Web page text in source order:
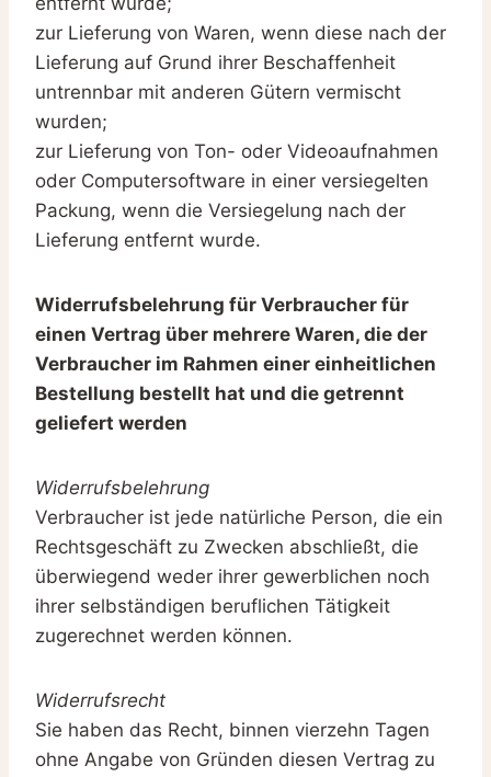
zur Lieferung von Waren, wenn diese nach der
Lieferung auf Grund ihrer Beschaffenheit
untrennbar mit anderen Gütern vermischt
wurden;
zur Lieferung von Ton- oder Videoaufnahmen
oder Computersoftware in einer versiegelten
Packung, wenn die Versiegelung nach der
Lieferung entfernt wurde.
Widerrufsbelehrung für Verbraucher für
einen Vertrag über mehrere Waren, die der
Verbraucher im Rahmen einer einheitlichen
Bestellung bestellt hat und die getrennt
geliefert werden
Widerrufsbelehrung
Verbraucher ist jede natürliche Person, die ein
Rechtsgeschäft zu Zwecken abschließt, die
überwiegend weder ihrer gewerblichen noch
ihrer selbständigen beruflichen Tätigkeit
zugerechnet werden können.
Widerrufsrecht
Sie haben das Recht, binnen vierzehn Tagen
ohne Angabe von Gründen diesen Vertrag zu